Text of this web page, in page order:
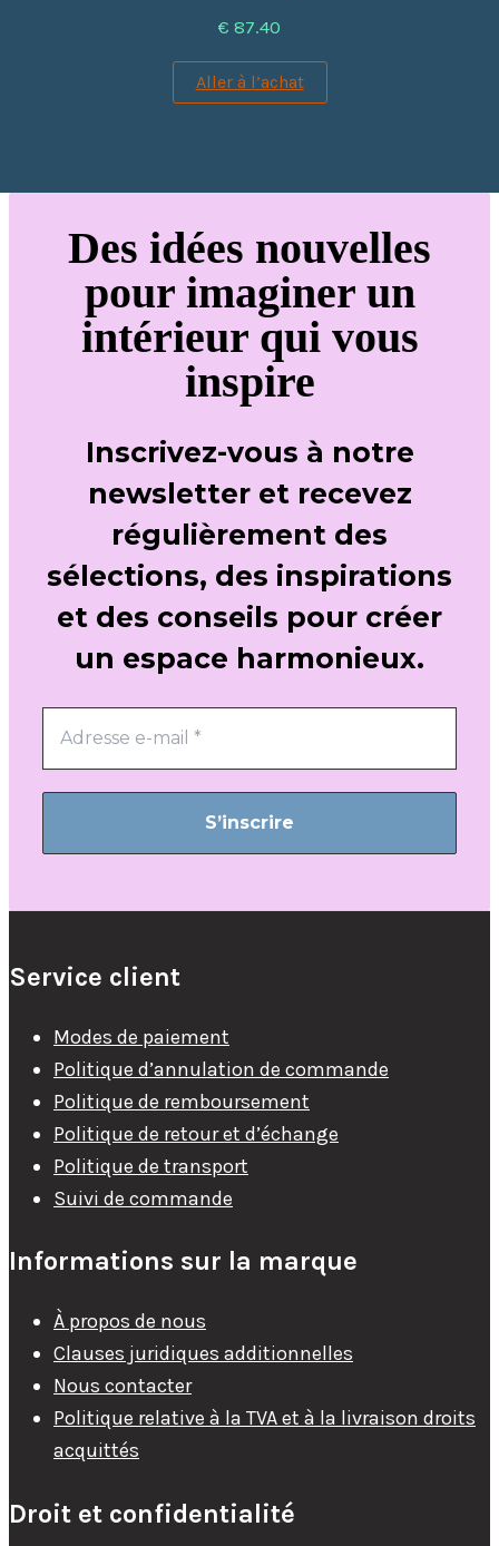
€ 87.40
Aller à l’achat
Des idées nouvelles
pour imaginer un
intérieur qui vous
inspire
Inscrivez-vous à notre
newsletter et recevez
régulièrement des
sélections, des inspirations
et des conseils pour créer
un espace harmonieux.
Service client
Modes de paiement
Politique d’annulation de commande
Politique de remboursement
Politique de retour et d’échange
Politique de transport
Suivi de commande
Informations sur la marque
À propos de nous
Clauses juridiques additionnelles
Nous contacter
Politique relative à la TVA et à la livraison droits
acquittés
Droit et confidentialité